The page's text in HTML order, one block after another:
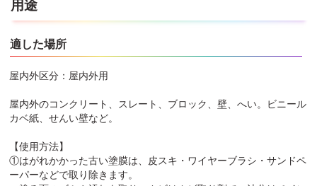
用途
適した場所
屋内外区分：屋内外用
屋内外のコンクリート、スレート、ブロック、壁、へい。ビニール
カベ紙、せんい壁など。
【使用方法】
①はがれかかった古い塗膜は、皮スキ・ワイヤーブラシ・サンドペ
ーパーなどで取り除きます。